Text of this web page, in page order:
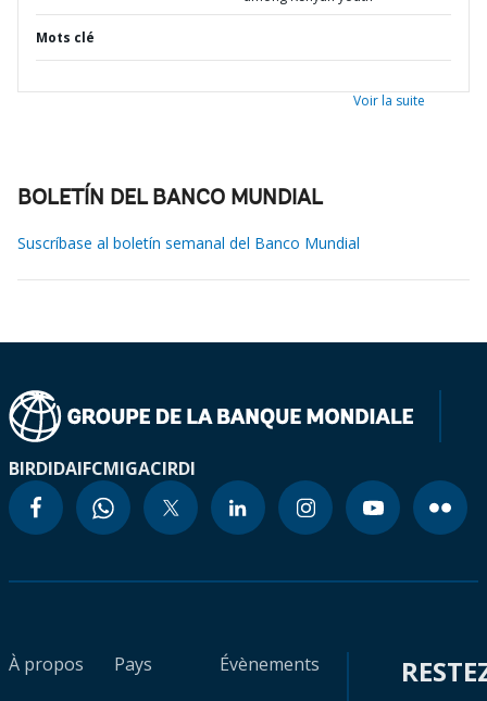
Mots clé
Voir la suite
BOLETÍN DEL BANCO MUNDIAL
Suscríbase al boletín semanal del Banco Mundial
BIRDIDAIFCMIGACIRDI
À propos
Pays
Évènements